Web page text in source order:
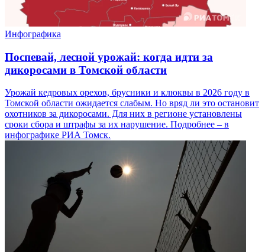
Инфографика
Поспевай, лесной урожай: когда идти за
дикоросами в Томской области
Урожай кедровых орехов, брусники и клюквы в 2026 году в
Томской области ожидается слабым. Но вряд ли это остановит
охотников за дикоросами. Для них в регионе установлены
сроки сбора и штрафы за их нарушение. Подробнее – в
инфографике РИА Томск.